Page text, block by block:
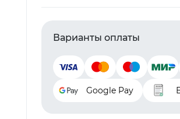
Варианты оплаты
Google Pay